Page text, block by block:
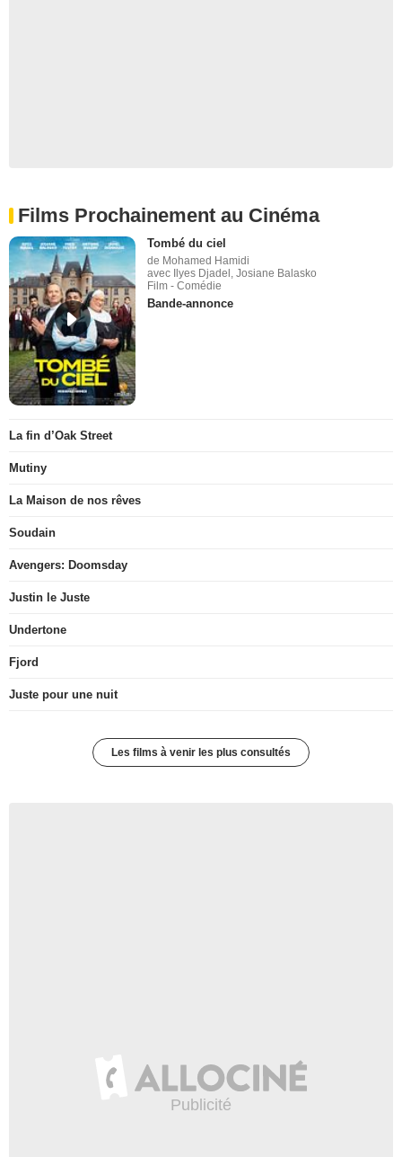
Films Prochainement au Cinéma
Tombé du ciel
de Mohamed Hamidi
avec Ilyes Djadel, Josiane Balasko
Film - Comédie
Bande-annonce
La fin d’Oak Street
Mutiny
La Maison de nos rêves
Soudain
Avengers: Doomsday
Justin le Juste
Undertone
Fjord
Juste pour une nuit
Les films à venir les plus consultés